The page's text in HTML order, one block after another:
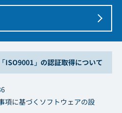
ISO9001」の認証取得について
項に基づくソフトウェアの設